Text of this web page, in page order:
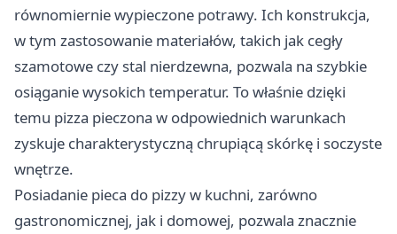
równomiernie wypieczone potrawy. Ich konstrukcja,
w tym zastosowanie materiałów, takich jak cegły
szamotowe czy stal nierdzewna, pozwala na szybkie
osiąganie wysokich temperatur. To właśnie dzięki
temu pizza pieczona w odpowiednich warunkach
zyskuje charakterystyczną chrupiącą skórkę i soczyste
wnętrze.
Posiadanie pieca do pizzy w kuchni, zarówno
gastronomicznej, jak i domowej, pozwala znacznie